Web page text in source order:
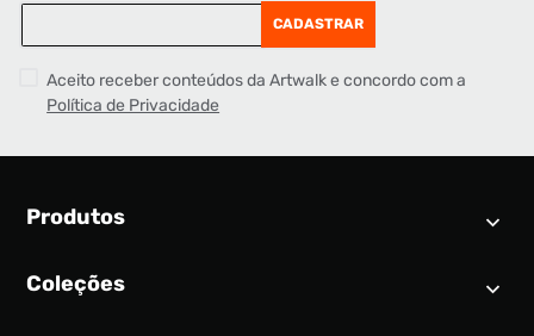
CADASTRAR
Aceito receber conteúdos da Artwalk e concordo com a
Política de Privacidade
Produtos
Calendário SNEAKER
Coleções